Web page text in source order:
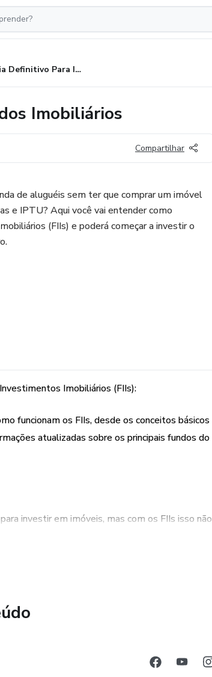
Guia Definitivo Para Investir em Fundos Imobiliários
Imobiliários
Compartilhar
de aluguéis sem ter que comprar um imóvel
e IPTU? Aqui você vai entender como
(FIIs) e poderá começar a investir o
Imobiliários (FIIs):
funcionam os FIIs, desde os conceitos básicos
atualizadas sobre os principais fundos do
investir em imóveis, mas com os FIIs isso não
aspectos relacionados aos imóveis do fundo,
benefícios do investimento imobiliário sem as